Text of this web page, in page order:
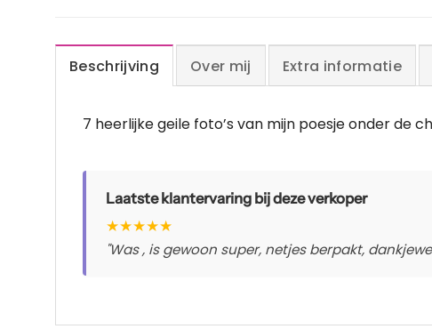
Beschrijving Over mij Extra informatie
7 heerlijke geile foto’s van mijn poesje onder de
Laatste klantervaring bij deze verkoper
★★★★★
"Was , is gewoon super, netjes berpakt,